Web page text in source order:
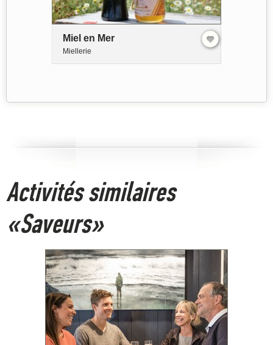
Miel en Mer
Miellerie
Activités similaires
«Saveurs»